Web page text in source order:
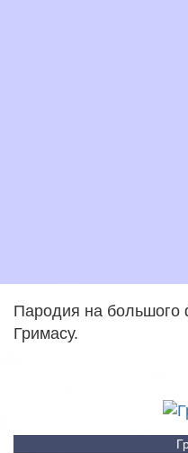
Пародия на
Гримасу.